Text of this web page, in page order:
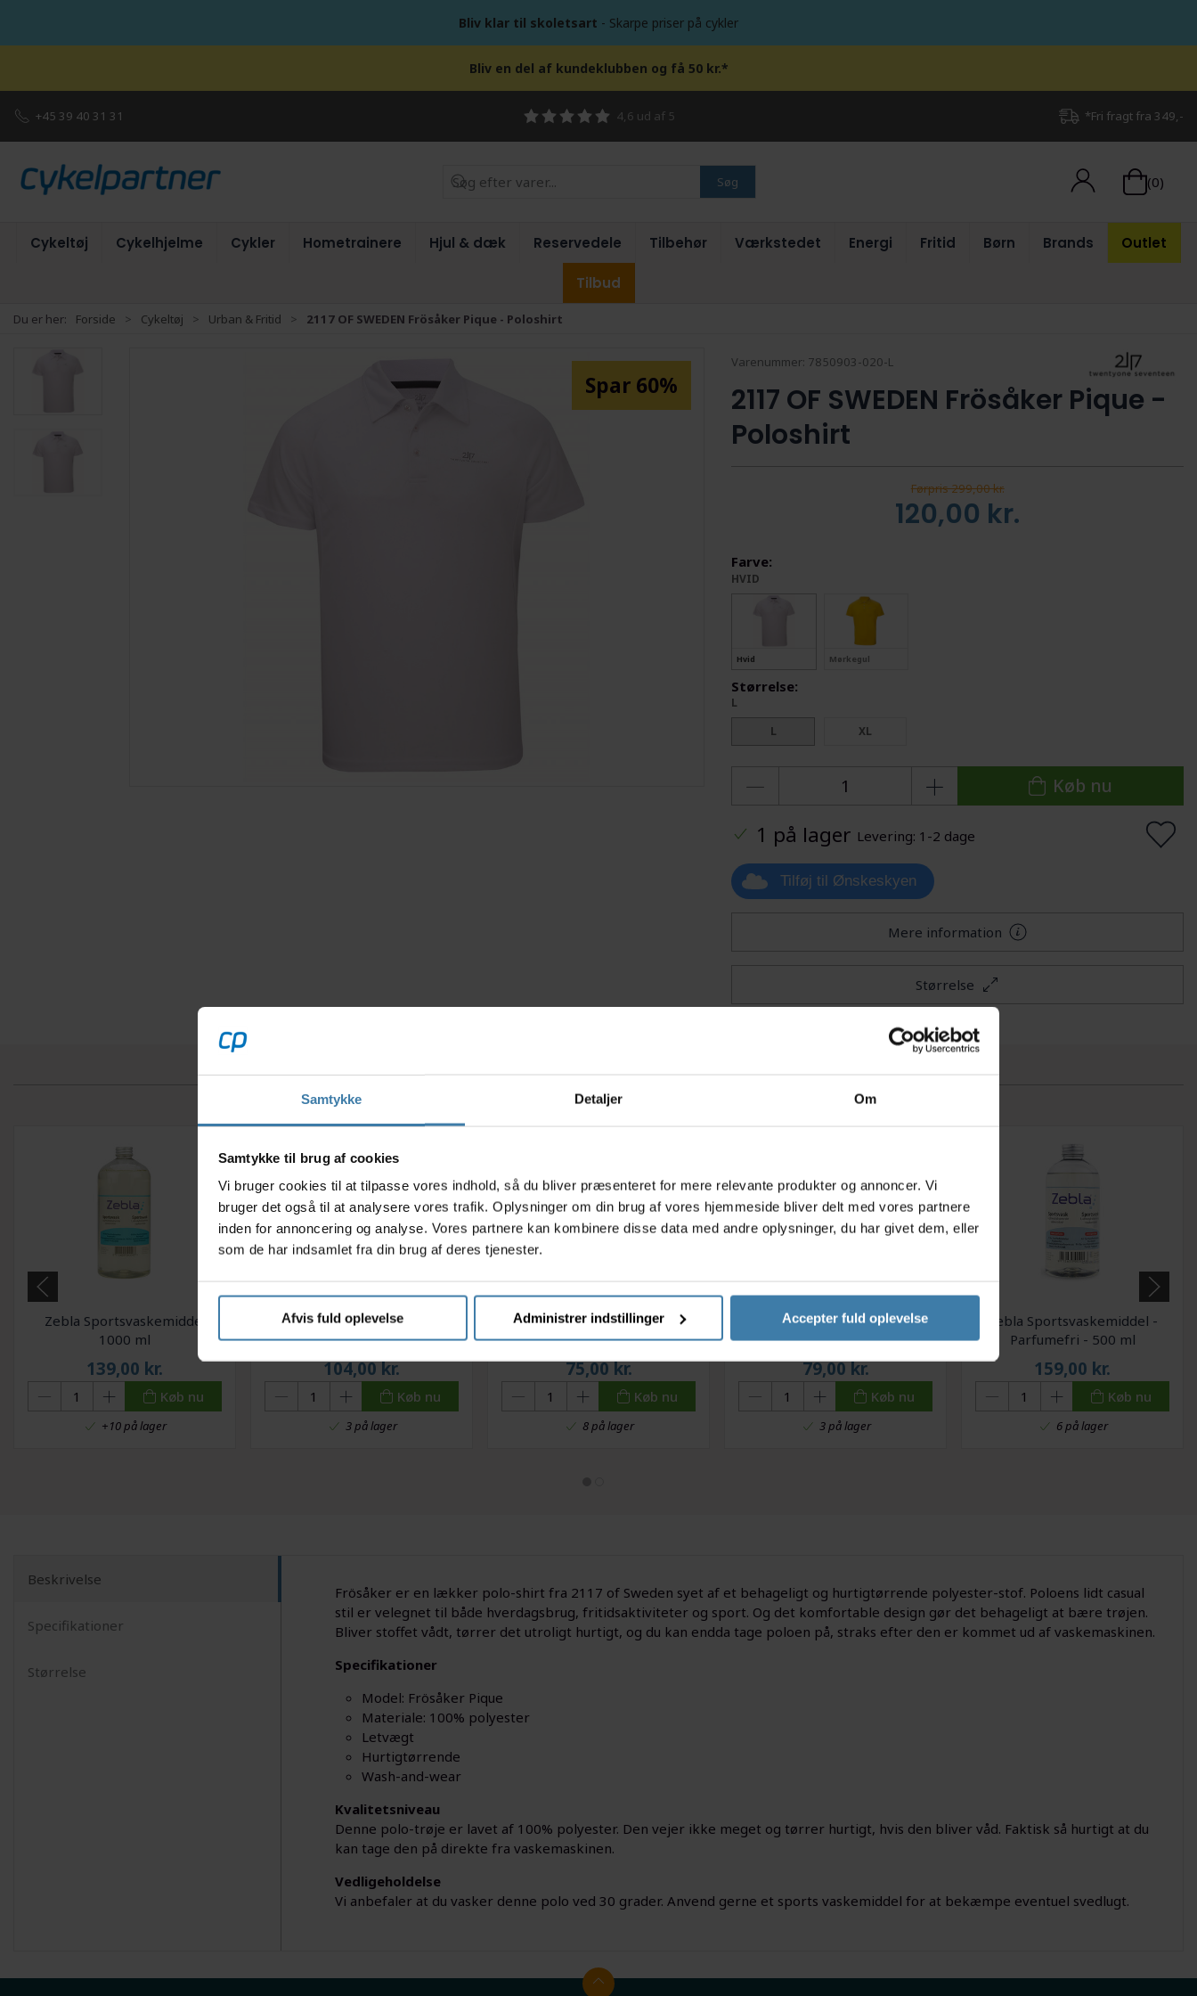
Samtykke Detaljer Om
Samtykke til brug af cookies
Vi bruger cookies til at tilpasse vores indhold, så du bliver præsenteret for mere relevante produkter og annoncer. Vi
bruger det også til at analysere vores trafik. Oplysninger om din brug af vores hjemmeside bliver delt med vores partnere
inden for annoncering og analyse. Vores partnere kan kombinere disse data med andre oplysninger, du har givet dem, eller
som de har indsamlet fra din brug af deres tjenester.
Afvis fuld oplevelse Administrer indstillinger Accepter fuld oplevelse
Bliv klar til skoletsart - Skarpe priser på cykler
Bliv en del af kundeklubben og få 50 kr.*
+45 39 40 31 31 4,6 ud af 5 *Fri fragt fra 349,-
Søg (0)
Cykeltøj Cykelhjelme Cykler Hometrainere Hjul & dæk Reservedele Tilbehør Værkstedet Energi Fritid Børn Brands Outlet
Tilbud
Du er her: Forside Cykeltøj Urban & Fritid 2117 OF SWEDEN Frösåker Pique - Poloshirt
Spar 60%
Varenummer: 7850903-020-L
2117 OF SWEDEN Frösåker Pique -
Poloshirt
Førpris 299,00 kr.
120,00 kr.
Farve:
HVID
Hvid Mørkegul
Størrelse:
L
L
XL
Køb nu
1 på lager Levering: 1-2 dage
Tilføj til Ønskeskyen
Mere information
Størrelse
Relaterede varer
Zebla Sportsvaskemiddel
1000 ml
139,00 kr.
Køb nu
+10 på lager
Nikwax TX-Direct Spray-On -
Imprænerings spray til tekstil
- 300 ml
104,00kr.
Køb nu
3 på lager
Zebla Sportsvaskemiddel 500
ml
75,00kr.
Køb nu
8 på lager
Zebla Uldvaskemiddel 500 ml
79,00kr.
Køb nu
3 på lager
Zebla Sportsvaskemiddel -
Parfumefri - 500 ml
159,00 kr.
Køb nu
6 på lager
Beskrivelse
Specifikationer
Størrelse
Frösåker er en lækker polo-shirt fra 2117 of Sweden syet af et behageligt og hurtigtørrende polyester-stof. Poloens lidt casual
stil er velegnet til både hverdagsbrug, fritidsaktiviteter og sport. Og det komfortable design gør det behageligt at bære trøjen.
Bliver stoffet vådt, tørrer det utroligt hurtigt, og du kan endda tage poloen på, straks efter den er kommet ud af vaskemaskinen.
Specifikationer
Model: Frösåker Pique
Materiale: 100% polyester
Letvægt
Hurtigtørrende
Wash-and-wear
Kvalitetsniveau
Denne polo-trøje er lavet af 100% polyester. Den vejer ikke meget og tørrer hurtigt, hvis den bliver våd. Faktisk så hurtigt at du
kan tage den på direkte fra vaskemaskinen.
Vedligeholdelse
Vi anbefaler at du vasker denne polo ved 30 grader. Anvend gerne et sports vaskemiddel for at bekæmpe eventuel svedlugt.